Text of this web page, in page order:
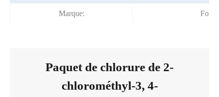
Marque:
Paquet de chlorure de 2-
chlorométhyl-3, 4-